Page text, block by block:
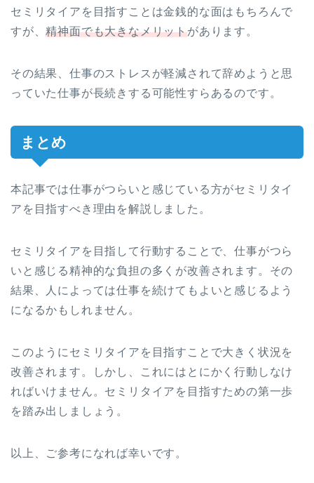
セミリタイアを目指すことは金銭的な面はもちろんで
すが、精神面でも大きなメリットがあります。
その結果、仕事のストレスが軽減されて辞めようと思
っていた仕事が長続きする可能性すらあるのです。
まとめ
本記事では仕事がつらいと感じている方がセミリタイ
アを目指すべき理由を解説しました。
セミリタイアを目指して行動することで、仕事がつら
いと感じる精神的な負担の多くが改善されます。その
結果、人によっては仕事を続けてもよいと感じるよう
になるかもしれません。
このようにセミリタイアを目指すことで大きく状況を
改善されます。しかし、これにはとにかく行動しなけ
ればいけません。セミリタイアを目指すための第一歩
を踏み出しましょう。
以上、ご参考になれば幸いです。